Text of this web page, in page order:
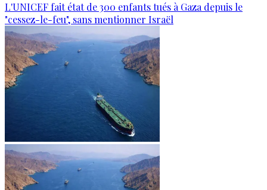
L'UNICEF fait état de 300 enfants tués à Gaza depuis le
"cessez-le-feu", sans mentionner Israël